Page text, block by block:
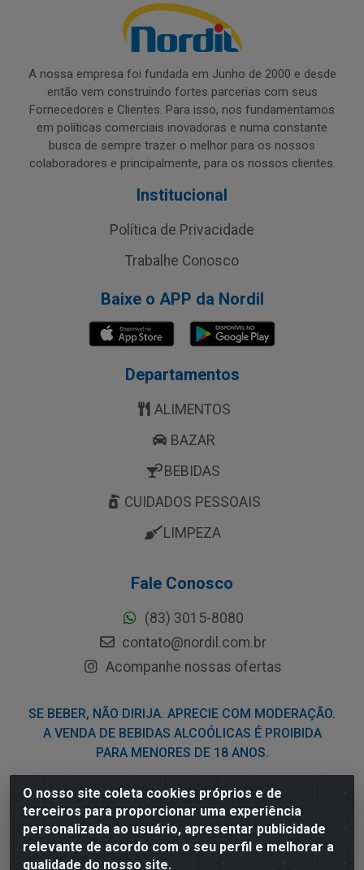
O nosso site coleta cookies próprios e de
terceiros para proporcionar uma experiência
personalizada ao usuário, apresentar publicidade
relevante de acordo com o seu perfil e melhorar a
qualidade do nosso site.
A nossa empresa foi fundada em Junho de 2000 e desde
então vem construindo fortes parcerias com seus
Fornecedores e Clientes. Para isso, nos fundamentamos
em políticas comerciais inovadoras e numa constante
busca de sempre trazer o melhor para os nossos
colaboradores e principalmente, para os nossos clientes.
Institucional
Política de Privacidade
Trabalhe Conosco
Baixe o APP da Nordil
Departamentos
ALIMENTOS
BAZAR
BEBIDAS
CUIDADOS PESSOAIS
LIMPEZA
Fale Conosco
(83) 3015-8080
contato@nordil.com.br
Acompanhe nossas ofertas
SE BEBER, NÃO DIRIJA. APRECIE COM MODERAÇÃO.
A VENDA DE BEBIDAS ALCOÓLICAS É PROIBIDA
PARA MENORES DE 18 ANOS.
Nordil Distribuidora - Avenida Liberdade, 2738, Bloco F -
Sesi - Bayeux/PB - CEP 58.111-400 - CNPJ
03.775.813/0001-41